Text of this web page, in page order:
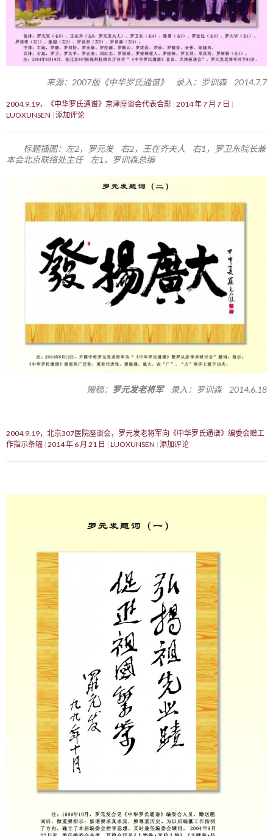
来源：2007版《中华罗氏通谱》 录入：罗训森 2014.7.7
2004.9.19，《中华罗氏通谱》京津座谈会代表合影 2014 年 7 月 7 日
LUOXUNSEN 添加评论
标题插图：左2，罗元发 右2，王在齐夫人 右1，罗卫东院长兼
本会北京联络处主任 左1，罗训森总编
赠稿： 罗元发老将军录入：罗训森 2014.6.18
2004.9.19，北京307医院座谈会，罗元发老将军向《中华罗氏通谱》编委会赠工
作指示条幅 2014 年 6 月 21 日 LUOXUNSEN 添加评论